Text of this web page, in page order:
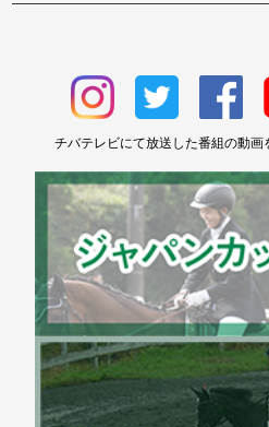
チバテレビにて放送した番組の動画